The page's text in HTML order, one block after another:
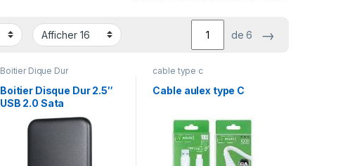
de 6 →
Boitier Dique Dur
Boitier Disque Dur 2.5″
USB 2.0 Sata
cable type c
Cable aulex type C